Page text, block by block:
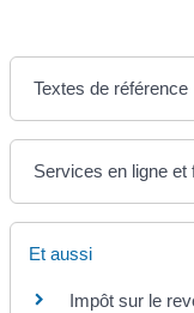
Textes de référence
Services en ligne et
Et aussi
Impôt sur le